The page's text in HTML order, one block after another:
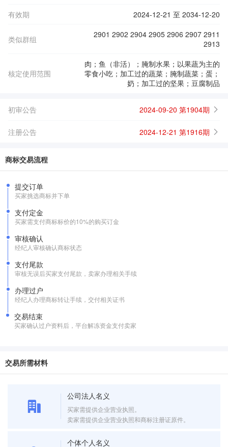
有效期
2024-12-21 至 2034-12-20
类似群组
2901 2902 2904 2905 2906 2907 2911
2913
核定使用范围
肉；鱼（非活）；腌制水果；以果蔬为主的
零食小吃；加工过的蔬菜；腌制蔬菜；蛋；
奶；加工过的坚果；豆腐制品
初审公告 2024-09-20 第1904期
注册公告 2024-12-21 第1916期
商标交易流程
提交订单
买家挑选商标并下单
支付定金
买家需支付商标标价的10%的购买订金
审核确认
经纪人审核确认商标状态
支付尾款
审核无误后买家支付尾款，卖家办理相关手续
办理过户
经纪人办理商标转让手续，交付相关证书
交易结束
买家确认过户资料后，平台解冻资金支付卖家
交易所需材料
公司法人名义
买家需提供企业营业执照。
卖家需提供企业营业执照和商标注册证原件。
个体个人名义